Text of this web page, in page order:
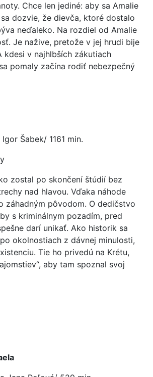
Chce len jediné: aby sa Amalie
dozvie, že dievča, ktoré dostalo
neďaleko. Na rozdiel od Amalie
Je nažive, pretože v jej hrudi bije
kdesi v najhlbších zákutiach
pomaly začína rodiť nebezpečný
Šabek/ 1161 min.
zostal po skončení štúdií bez
nad hlavou. Vďaka náhode
záhadným pôvodom. O dedičstvo
s kriminálnym pozadím, pred
darí unikať. Ako historik sa
okolnostiach z dávnej minulosti,
Tie ho privedú na Krétu,
aby tam spoznal svoj